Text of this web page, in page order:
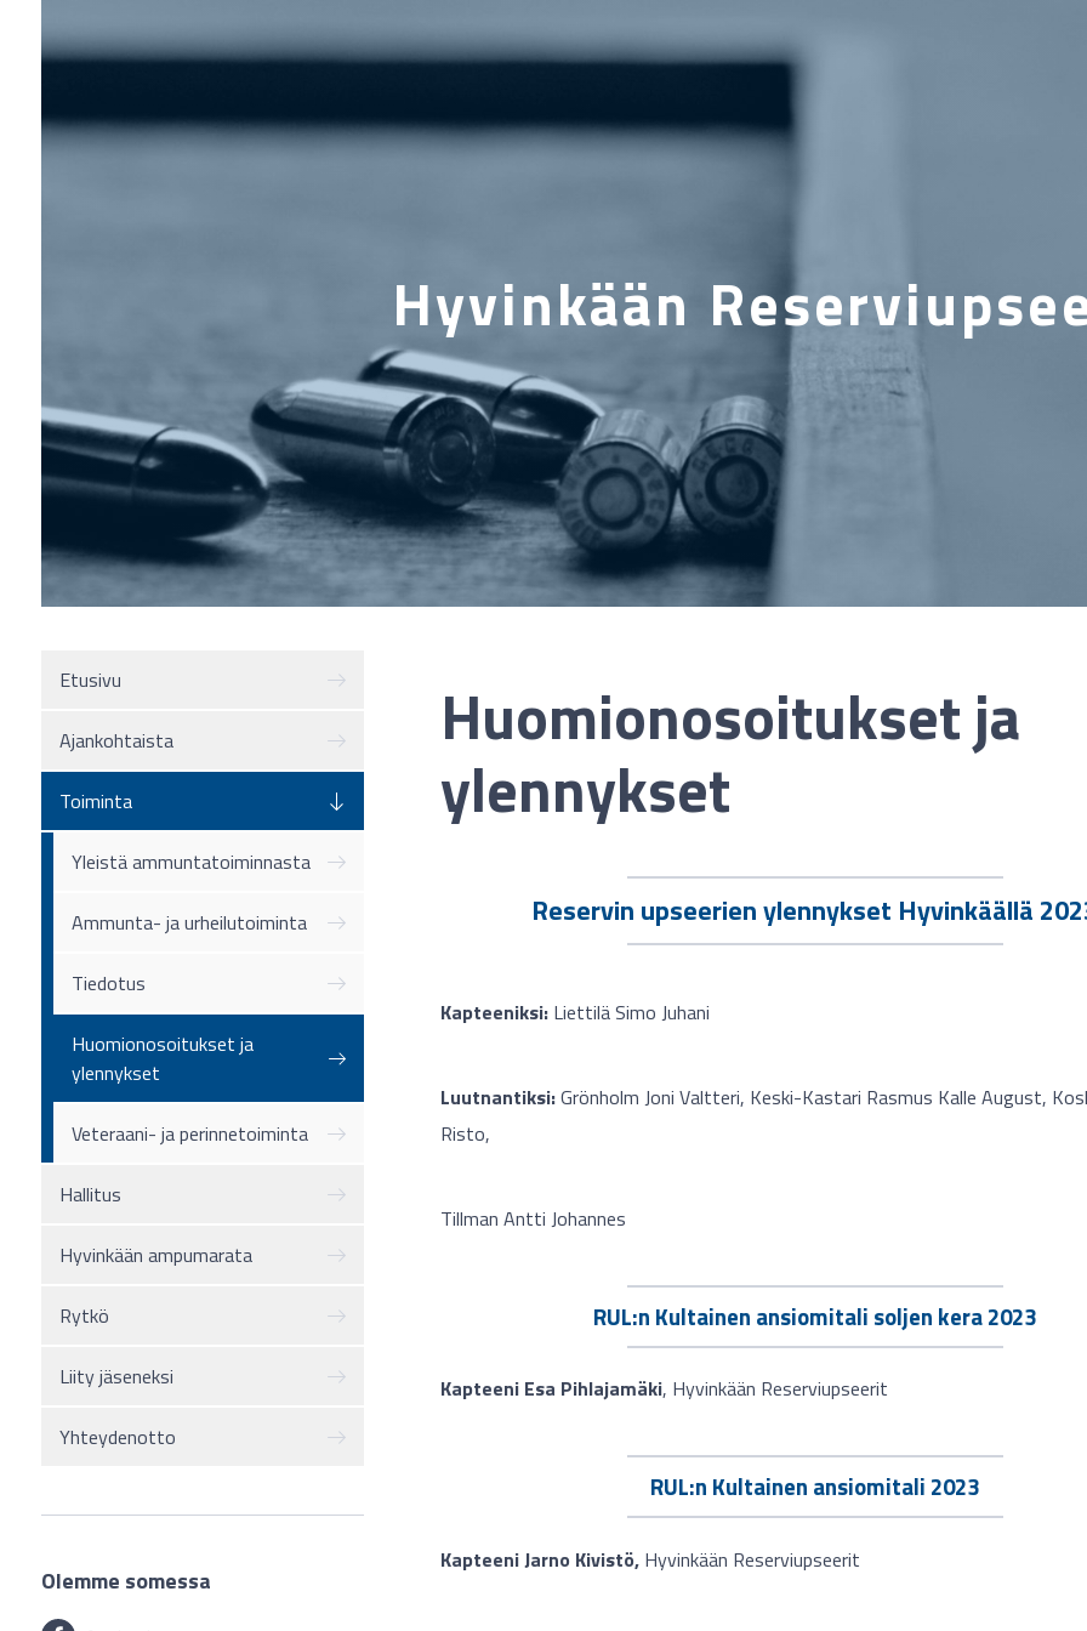
Hyvinkään
Etusivu
Ajankohtaista
Toiminta
Yleistä ammuntatoiminnasta
Ammunta- ja urheilutoiminta
Tiedotus
Huomionosoitukset ja
ylennykset
Veteraani- ja perinnetoiminta
Hallitus
Hyvinkään ampumarata
Rytkö
Liity jäseneksi
Yhteydenotto
Olemme somessa
Huomionosoitukset ja
ylennykset
Reservin upseerien ylennykset Hyvinkäällä
Kapteeniksi: Liettilä Simo Juhani
Luutnantiksi:Grönholm Joni Valtteri, Keski-Kastari Rasmus Kalle August,
Risto,
Tillman Antti Johannes
RUL:n Kultainen ansiomitali soljen kera 2023
Kapteeni Esa Pihlajamäki, Hyvinkään Reserviupseerit
RUL:n Kultainen ansiomitali 2023
Kapteeni Jarno Kivistö, Hyvinkään Reserviupseerit